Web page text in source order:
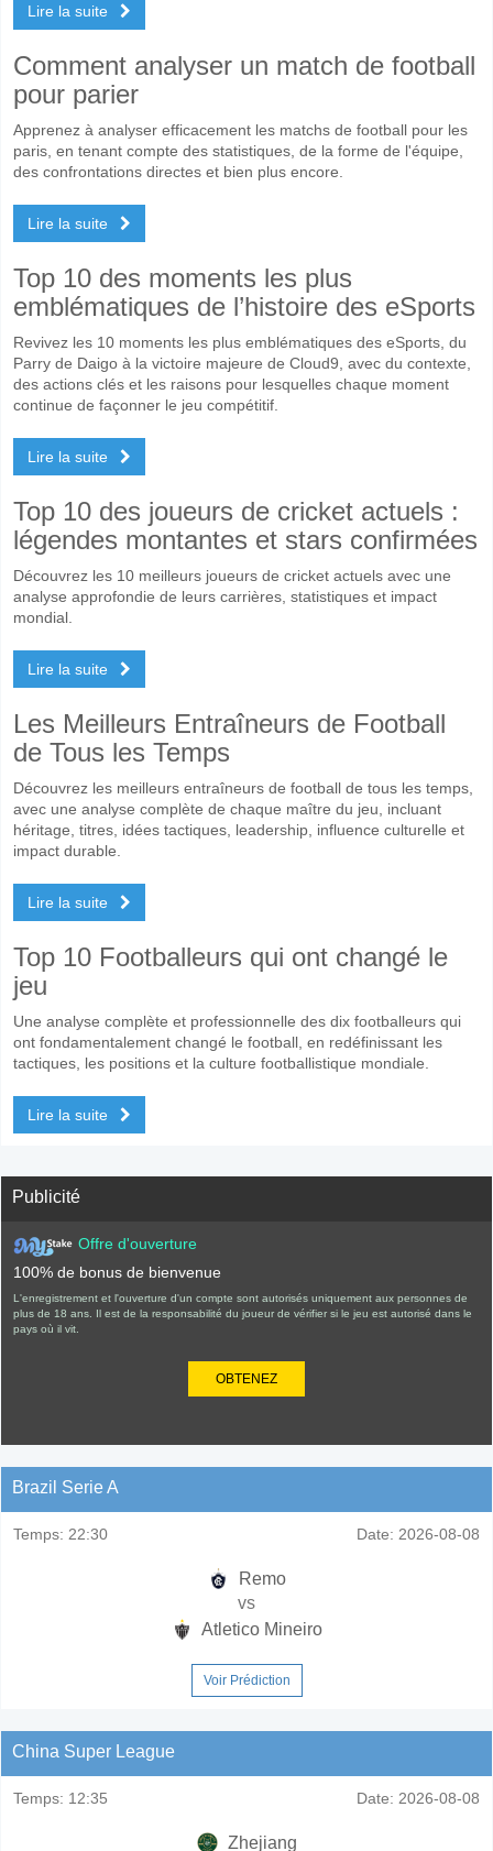
Lire la suite
Comment analyser un match de football
pour parier
Apprenez à analyser efficacement les matchs de football pour les
paris, en tenant compte des statistiques, de la forme de l'équipe,
des confrontations directes et bien plus encore.
Lire la suite
Top 10 des moments les plus
emblématiques de l’histoire des eSports
Revivez les 10 moments les plus emblématiques des eSports, du
Parry de Daigo à la victoire majeure de Cloud9, avec du contexte,
des actions clés et les raisons pour lesquelles chaque moment
continue de façonner le jeu compétitif.
Lire la suite
Top 10 des joueurs de cricket actuels :
légendes montantes et stars confirmées
Découvrez les 10 meilleurs joueurs de cricket actuels avec une
analyse approfondie de leurs carrières, statistiques et impact
mondial.
Lire la suite
Les Meilleurs Entraîneurs de Football
de Tous les Temps
Découvrez les meilleurs entraîneurs de football de tous les temps,
avec une analyse complète de chaque maître du jeu, incluant
héritage, titres, idées tactiques, leadership, influence culturelle et
impact durable.
Lire la suite
Top 10 Footballeurs qui ont changé le
jeu
Une analyse complète et professionnelle des dix footballeurs qui
ont fondamentalement changé le football, en redéfinissant les
tactiques, les positions et la culture footballistique mondiale.
Lire la suite
Publicité
Offre d'ouverture
100% de bonus de bienvenue
L'enregistrement et l'ouverture d'un compte sont autorisés uniquement aux personnes de
plus de 18 ans. Il est de la responsabilité du joueur de vérifier si le jeu est autorisé dans le
pays où il vit.
OBTENEZ
Brazil Serie A
Temps: 22:30 Date: 2026-08-08
Remo
vs
Atletico Mineiro
Voir Prédiction
China Super League
Temps: 12:35 Date: 2026-08-08
Zhejiang